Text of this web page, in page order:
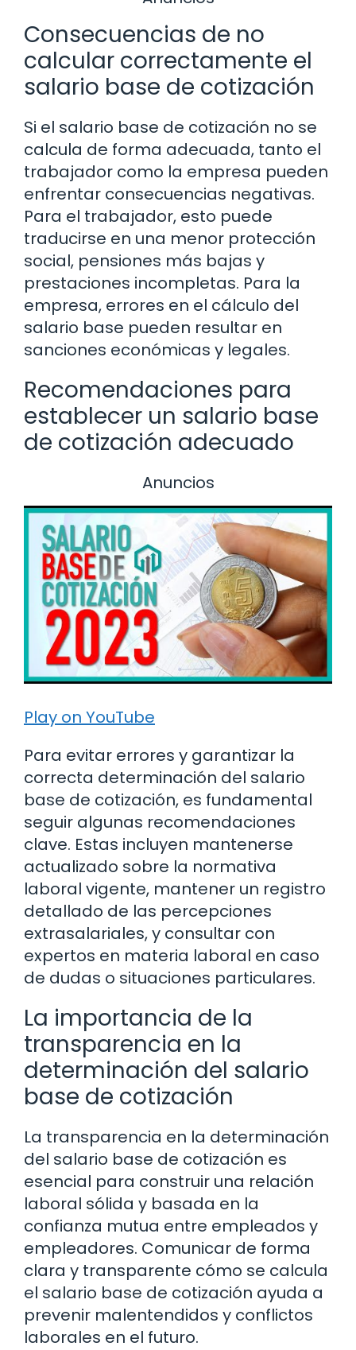
Consecuencias de no
calcular correctamente el
salario base de cotización
Si el salario base de cotización no se
calcula de forma adecuada, tanto el
trabajador como la empresa pueden
enfrentar consecuencias negativas.
Para el trabajador, esto puede
traducirse en una menor protección
social, pensiones más bajas y
prestaciones incompletas. Para la
empresa, errores en el cálculo del
salario base pueden resultar en
sanciones económicas y legales.
Recomendaciones para
establecer un salario base
de cotización adecuado
Anuncios
Play on YouTube
Para evitar errores y garantizar la
correcta determinación del salario
base de cotización, es fundamental
seguir algunas recomendaciones
clave. Estas incluyen mantenerse
actualizado sobre la normativa
laboral vigente, mantener un registro
detallado de las percepciones
extrasalariales, y consultar con
expertos en materia laboral en caso
de dudas o situaciones particulares.
La importancia de la
transparencia en la
determinación del salario
base de cotización
La transparencia en la determinación
del salario base de cotización es
esencial para construir una relación
laboral sólida y basada en la
confianza mutua entre empleados y
empleadores. Comunicar de forma
clara y transparente cómo se calcula
el salario base de cotización ayuda a
prevenir malentendidos y conflictos
laborales en el futuro.